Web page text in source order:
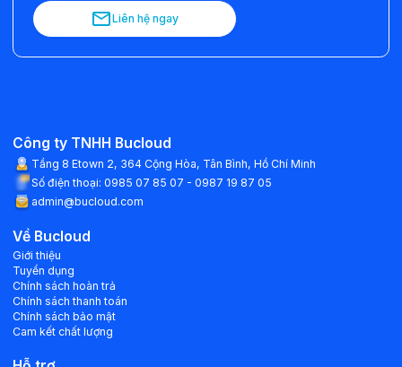
Liên hệ ngay
Công ty TNHH Bucloud
Tầng 8 Etown 2, 364 Cộng Hòa, Tân Bình, Hồ Chí Minh
Số điện thoại: 0985 07 85 07 - 0987 19 87 05
admin@bucloud.com
Về Bucloud
Giới thiệu
Tuyển dụng
Chính sách hoàn trả
Chính sách thanh toán
Chính sách bảo mật
Cam kết chất lượng